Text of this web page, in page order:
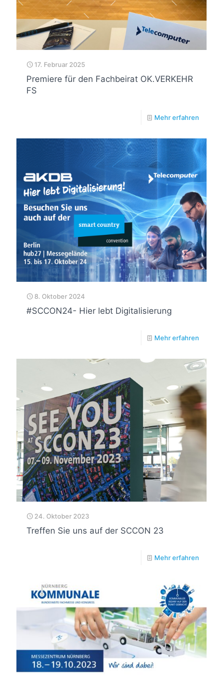
17. Februar 2025
Premiere für den Fachbeirat OK.VERKEHR
FS
Mehr erfahren
8. Oktober 2024
#SCCON24- Hier lebt Digitalisierung
Mehr erfahren
24. Oktober 2023
Treffen Sie uns auf der SCCON 23
Mehr erfahren